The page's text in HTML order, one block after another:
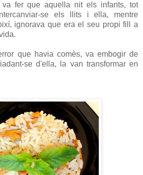
va fer que aquella nit els infants, tot
se els llits i ella, mentre
ignorava que era el seu propi fill a
que havia comès, va embogir de
se d'ella, la van transformar en